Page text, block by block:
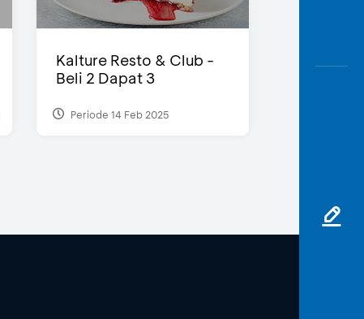
Kalture Resto & Club -
Beli 2 Dapat 3
Periode 14 Feb 2025